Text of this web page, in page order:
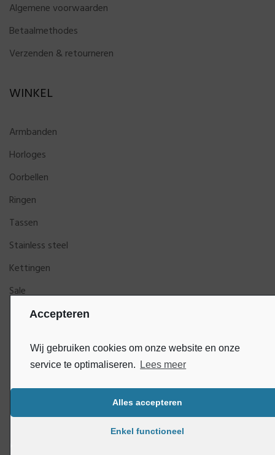
Accepteren
Wij gebruiken cookies om onze website en onze
service te optimaliseren.
Lees meer
Alles accepteren
Enkel functioneel
Algemene voorwaarden
Betaalmethodes
Verzenden & retourneren
WINKEL
Armbanden
Horloges
Oorbellen
Ringen
Tassen
Stainless steel
Kettingen
Sale
Copyright © DijkGelukSieraden | Ontwikkeld door